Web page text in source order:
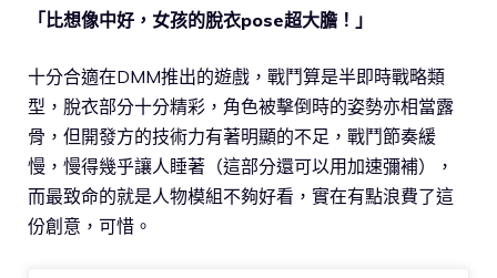
「比想像中好，女孩的脫衣pose超大膽！」
十分合適在DMM推出的遊戲，戰鬥算是半即時戰略類
型，脫衣部分十分精彩，角色被擊倒時的姿勢亦相當露
骨，但開發方的技術力有著明顯的不足，戰鬥節奏緩
慢，慢得幾乎讓人睡著（這部分還可以用加速彌補），
而最致命的就是人物模組不夠好看，實在有點浪費了這
份創意，可惜。